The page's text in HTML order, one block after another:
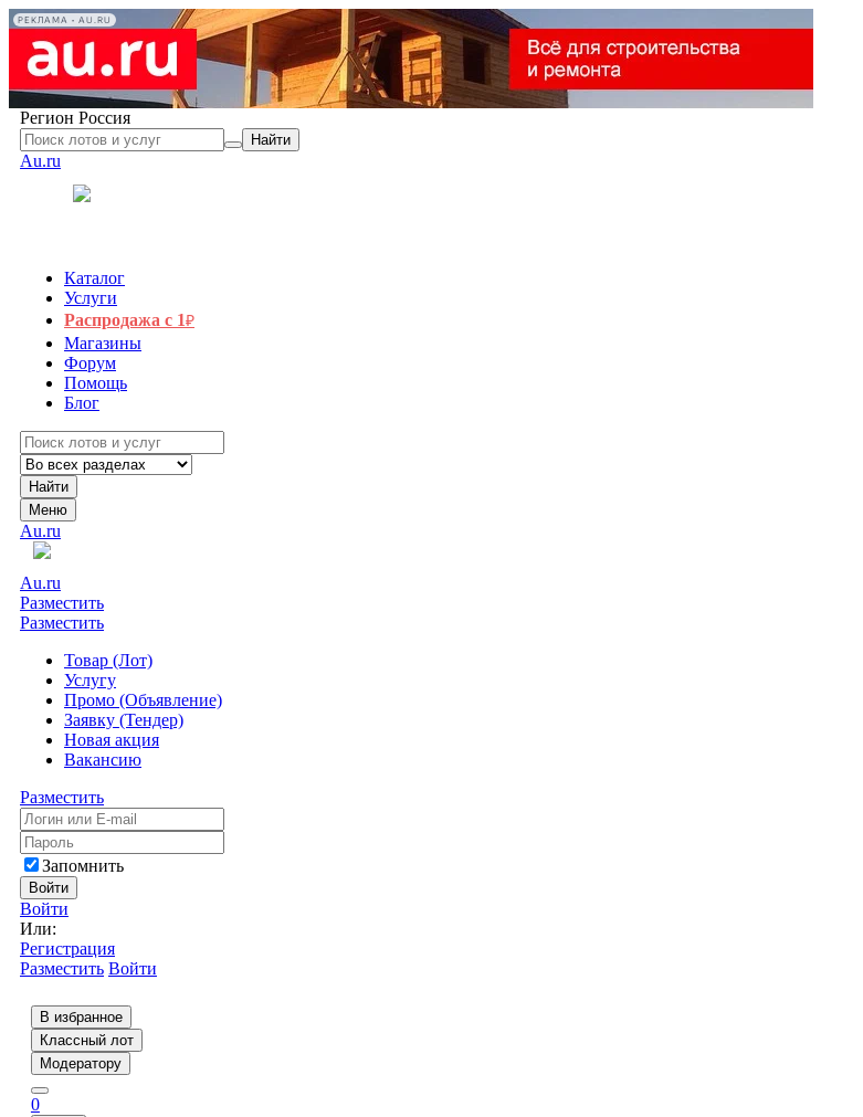
РЕКЛАМА • AU.RU
Регион Россия
Найти
Au.ru
Каталог
Услуги
Распродажа с 1₽
Магазины
Форум
Помощь
Блог
Найти
Меню
Au.ru
Au.ru
Разместить
Разместить
Товар (Лот)
Услугу
Промо (Объявление)
Заявку (Тендер)
Новая акция
Вакансию
Разместить
Запомнить
Войти
Войти
Или:
Регистрация
Разместить Войти
В избранное
Классный лот
Модератору
0